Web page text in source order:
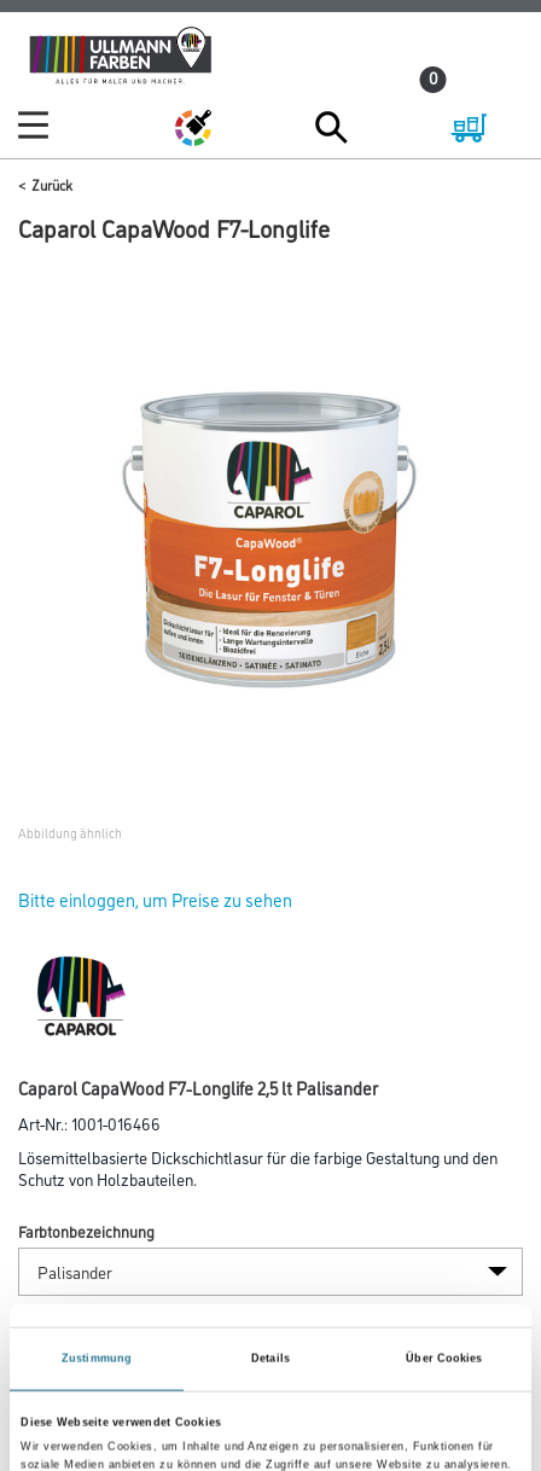
Zustimmung Details Über Cookies
Diese Webseite verwendet Cookies
Wir verwenden Cookies, um Inhalte und Anzeigen zu personalisieren, Funktionen für
soziale Medien anbieten zu können und die Zugriffe auf unsere Website zu analysieren.
Zum
Inhalt
Zum
Navigationsmenü
0
Zurück
Caparol CapaWood F7-Longlife
Abbildung ähnlich
Bitte einloggen, um Preise zu sehen
Caparol CapaWood F7-Longlife 2,5 lt Palisander
Art-Nr.:1001-016466
Lösemittelbasierte Dickschichtlasur für die farbige Gestaltung und den
Schutz von Holzbauteilen.
Farbtonbezeichnung
Glanzgrad
Gebinde